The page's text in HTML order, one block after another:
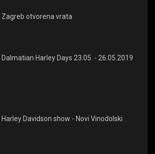
Zagreb otvorena vrata
Dalmatian Harley Days 23.05. - 26.05.2019
Harley Davidson show - Novi Vinodolski